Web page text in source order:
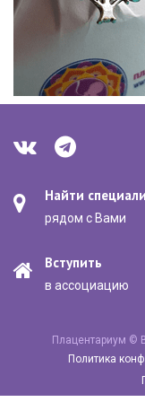
Найти
рядом с Вами
Вступить
в ассоциацию
Плацентариум ©
Политика